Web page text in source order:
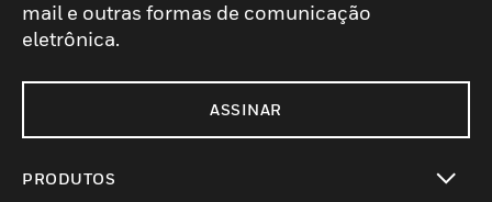
mail e outras formas de comunicação
eletrônica.
ASSINAR
PRODUTOS